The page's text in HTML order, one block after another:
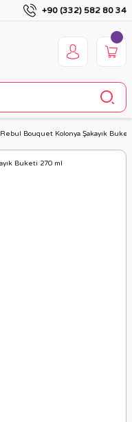
+90 (332) 582 80 34
Rebul Bouquet Kolonya Şakayık